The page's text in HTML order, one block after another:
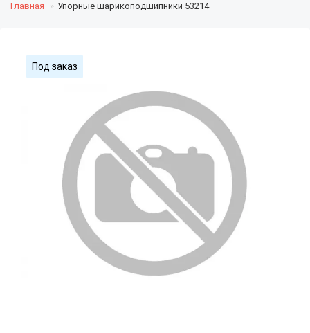
Главная Упорные шарикоподшипники 53214
Под заказ